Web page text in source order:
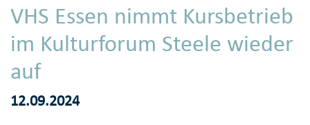
VHS Essen nimmt Kursbetrieb
im Kulturforum Steele wieder
auf
12.09.2024